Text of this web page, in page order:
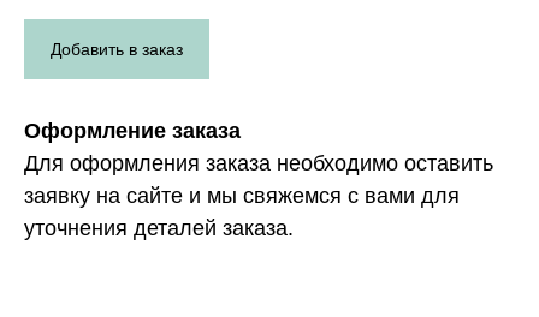
Добавить в заказ
Оформление заказа
Для оформления заказа необходимо оставить
заявку на сайте и мы свяжемся с вами для
уточнения деталей заказа.